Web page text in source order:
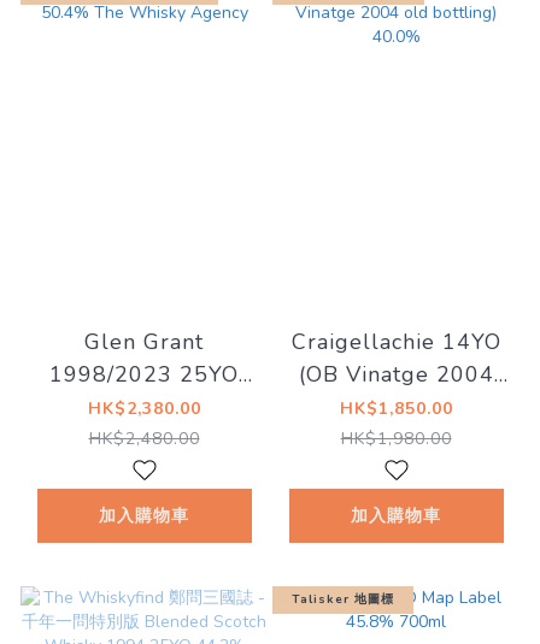
Glen Grant
1998/2023 25YO
50.4% The Whisky
Agency
HK$2,380.00
HK$2,480.00
加入購物車
Craigellachie 14YO
(OB Vinatge 2004
old bottling) 40.0%
HK$1,850.00
HK$1,980.00
加入購物車
Talisker 地圖標